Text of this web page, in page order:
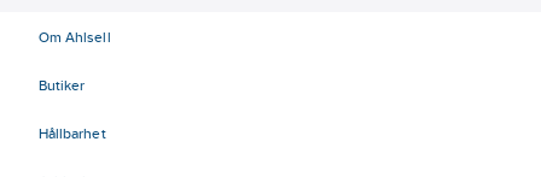
Om Ahlsell
Butiker
Hållbarhet